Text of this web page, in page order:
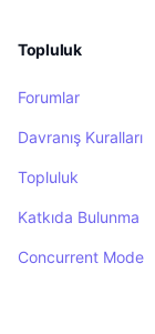
Topluluk
Forumlar
Davranış Kuralları
Topluluk
Katkıda Bulunma
Concurrent Mode